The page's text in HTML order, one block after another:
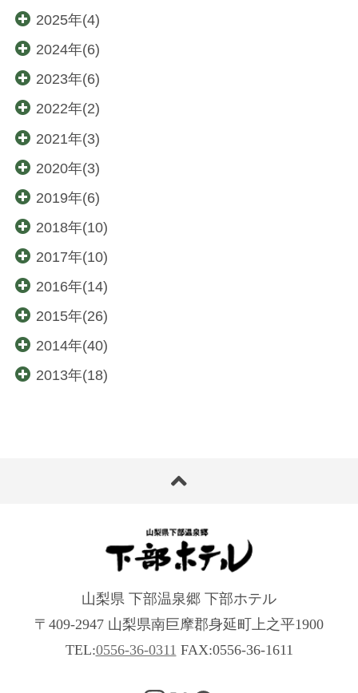
2025年(4)
2024年(6)
2023年(6)
2022年(2)
2021年(3)
2020年(3)
2019年(6)
2018年(10)
2017年(10)
2016年(14)
2015年(26)
2014年(40)
2013年(18)
山梨県 下部温泉郷 下部ホテル
〒409-2947 山梨県南巨摩郡身延町上之平1900
TEL:0556-36-0311 FAX:0556-36-1611